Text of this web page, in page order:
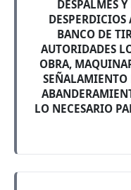
DESPALMES
BANCO DE
AUTORIDADES
OBRA,
SEÑALAMIENTO
LO NECESARIO